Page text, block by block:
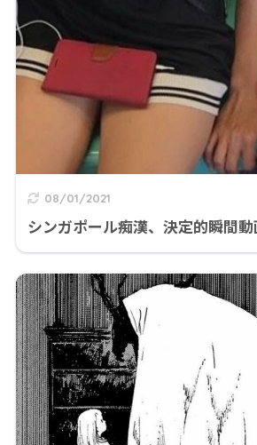
08/01/2021
シンガポール痴漢、決定的瞬間